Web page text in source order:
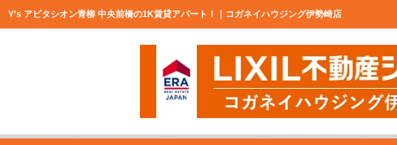
Y’s アビタシオン青柳 中央前橋の1K賃貸アパート！｜コガネイハウジング伊勢崎店